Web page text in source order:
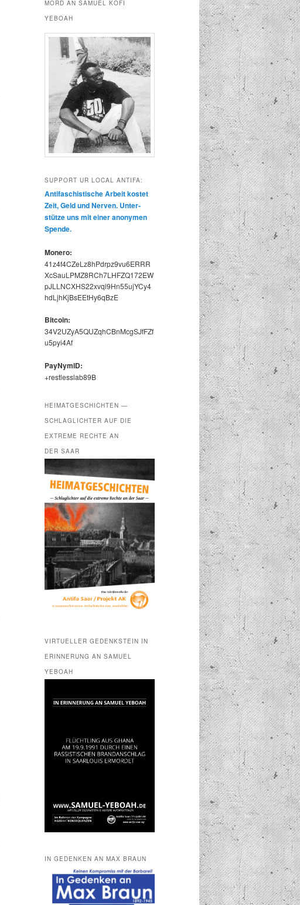
MORD AN SAMUEL KOFI
YEBOAH
SUPPORT UR LOCAL ANTIFA:
Antifaschis­tis­che Arbeit kostet
Zeit, Geld und Ner­ven. Unter­
stütze uns mit ein­er anony­men
Spende.
Mon­ero:
41z4f4CZeLz8hPdrpz9vu6ERRR
XcSauLPMZ8RCh7LHFZQ172EW
pJLLNCXHS22xvqi9Hn55ujYCy4
hdLjhKjBsEEtHy6qBzE
Bit­coin:
34V2UZyA5QUZqhCBnMcgSJfFZf
u5pyi4Af
PayNymID:
+restlesslab89B
HEIMATGESCHICHTEN —
SCHLAGLICHTER AUF DIE
EXTREME RECHTE AN
DER SAAR
VIRTUELLER GEDENKSTEIN IN
ERINNERUNG AN SAMUEL
YEBOAH
IN GEDENKEN AN MAX BRAUN